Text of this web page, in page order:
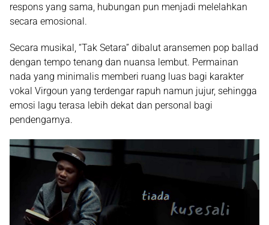
respons yang sama, hubungan pun menjadi melelahkan
secara emosional.
Secara musikal, “Tak Setara” dibalut aransemen pop ballad
dengan tempo tenang dan nuansa lembut. Permainan
nada yang minimalis memberi ruang luas bagi karakter
vokal Virgoun yang terdengar rapuh namun jujur, sehingga
emosi lagu terasa lebih dekat dan personal bagi
pendengarnya.